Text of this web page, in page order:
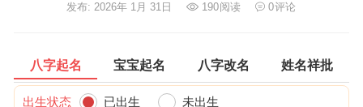
发布: 2026年 1月 31日 190阅读 0评论
八字起名 宝宝起名 八字改名 姓名祥批
出生状态 已出生 未出生